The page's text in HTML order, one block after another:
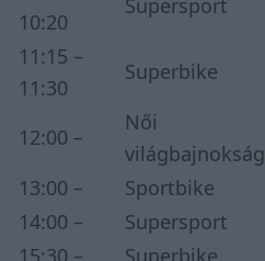
10:20
Supersport
11:15 –
11:30
Superbike
12:00 –
Női
világbajnokság
13:00 –
Sportbike
14:00 –
Supersport
15:30 –
Superbike